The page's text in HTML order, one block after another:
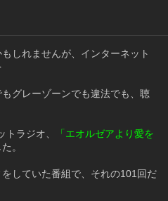
しれませんが、インターネット
グレーゾーンでも違法でも、聴
ラジオ、
「エオルゼアより愛を
。
していた番組で、それの101回だ